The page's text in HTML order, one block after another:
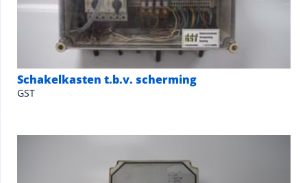
Schakelkasten t.b.v. scherming
GST